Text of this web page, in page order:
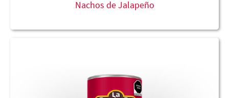
Nachos de Jalapeño